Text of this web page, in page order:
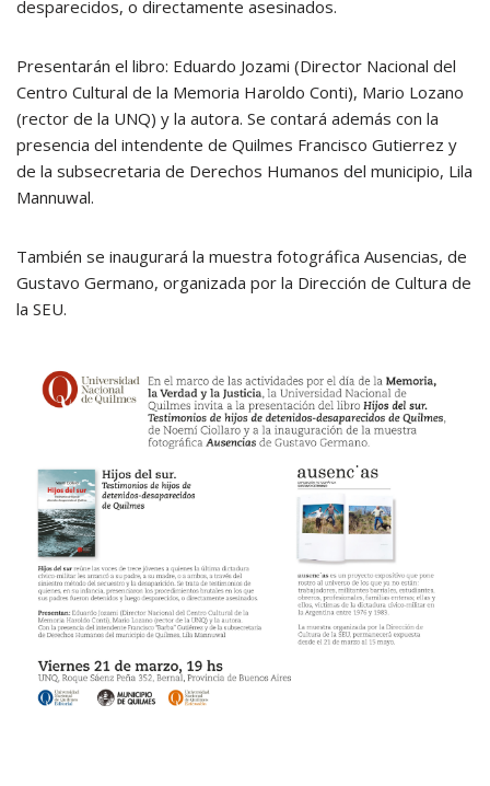
desparecidos, o directamente asesinados.
Presentarán el libro: Eduardo Jozami (Director Nacional del
Centro Cultural de la Memoria Haroldo Conti), Mario Lozano
(rector de la UNQ) y la autora. Se contará además con la
presencia del intendente de Quilmes Francisco Gutierrez y
de la subsecretaria de Derechos Humanos del municipio, Lila
Mannuwal.
También se inaugurará la muestra fotográfica Ausencias, de
Gustavo Germano, organizada por la Dirección de Cultura de
la SEU.